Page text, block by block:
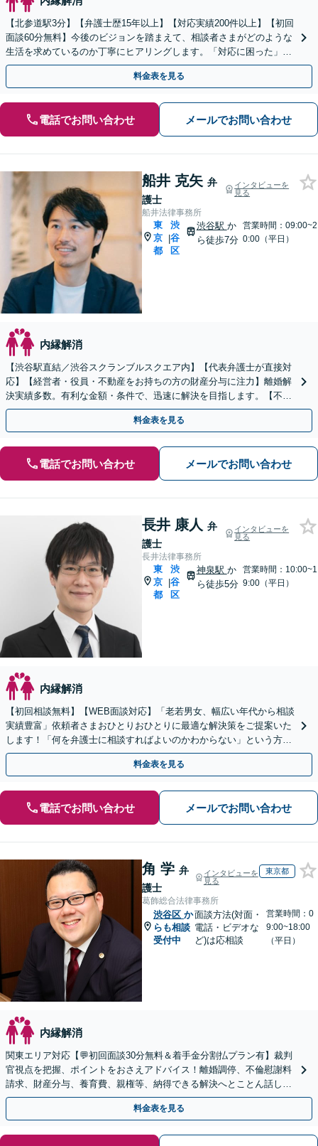
【北参道駅3分】【弁護士歴15年以上】【対応実績200件以上】【初回
面談60分無料】今後のビジョンを踏まえて、相談者さまがどのような
生活を求めているのか丁寧にヒアリングします。「対応に困った」と
感じたら、お早めに弁護士にご相談ください
料金表を見る
電話でお問い合わせ メールでお問い合わせ
船井 克矢 弁
護士
インタビューを
見る
船井法律事務所
東
京
都
|
渋
谷
区
渋谷駅 か
ら徒歩7分
営業時間：09:00~2
0:00（平日）
内縁解消
【渋谷駅直結／渋谷スクランブルスクエア内】【代表弁護士が直接対
応】【経営者・役員・不動産をお持ちの方の財産分与に注力】離婚解
決実績多数。有利な金額・条件で、迅速に解決を目指します。【不貞
慰謝料】プライバシーに配慮し、お話をとことん伺います
料金表を見る
電話でお問い合わせ メールでお問い合わせ
長井 康人 弁
護士
インタビューを
見る
長井法律事務所
東
京
都
|
渋
谷
区
神泉駅 か
ら徒歩5分
営業時間：10:00~1
9:00（平日）
内縁解消
【初回相談無料】【WEB面談対応】「老若男女、幅広い年代から相談
実績豊富」依頼者さまおひとりおひとりに最適な解決策をご提案いた
します！「何を弁護士に相談すればよいのかわからない」という方
も、まずはお気軽にご連絡ください【休日・夜間相談可】
料金表を見る
電話でお問い合わせ メールでお問い合わせ
角 学 弁
護士
インタビューを
見る
東京都
葛飾総合法律事務所
渋谷区 か
らも相談
受付中
面談方法(対面・
電話・ビデオな
ど)は応相談
営業時間：0
9:00~18:00
（平日）
内縁解消
関東エリア対応【💬初回面談30分無料＆着手金分割払プラン有】裁判
官視点を把握、ポイントをおさえアドバイス！離婚調停、不倫慰謝料
請求、財産分与、養育費、親権等、納得できる解決へとことん話し合
いましょう！【著書・セミナー実績多数】子連れ相談可
料金表を見る